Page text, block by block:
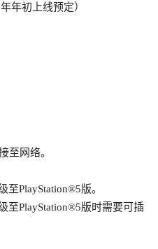
年初上线预定）
至网络。
至PlayStation®5版。
至PlayStation®5版时需要可插